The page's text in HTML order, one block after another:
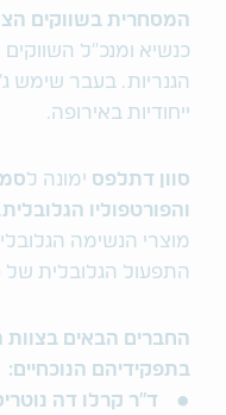
המסחרית בשווקים
כנשיא ומנכ"ל
הגנריות. בעבר שימש
ייחודיות באירופה.
סוון דתלפס ימונה ל
והפורטפוליו הגלובלית
מוצרי הנשימה
התפעול הגלובלית של
החברים הבאים
בתפקידיהם הנוכחיים:
ד"ר קרלו דה